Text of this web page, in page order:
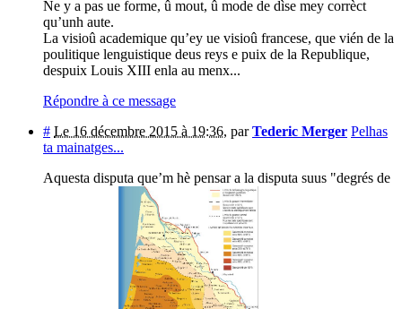
Ne y a pas ue forme, û mout, û mode de dìse mey corrèct
qu’unh aute.
La visioû academique qu’ey ue visioû francese, que vién de la
poulitique lenguistique deus reys e puix de la Republique,
despuix Louis XIII enla au menx...
Répondre à ce message
# Le 16 décembre 2015 à 19:36, parTederic Merger Pelhas
ta mainatges...
Aquesta disputa que’m hè pensar a la disputa suus "degrés de